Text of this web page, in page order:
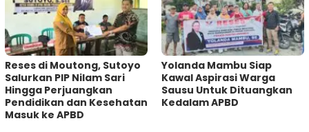
Reses di Moutong, Sutoyo
Salurkan PIP Nilam Sari
Hingga Perjuangkan
Pendidikan dan Kesehatan
Masuk ke APBD
Yolanda Mambu Siap
Kawal Aspirasi Warga
Sausu Untuk Dituangkan
Kedalam APBD